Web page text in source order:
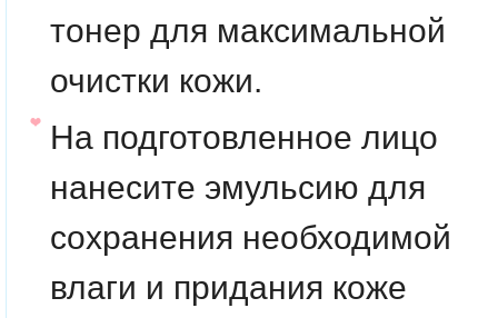
тонер для максимальной
очистки кожи.
На подготовленное лицо
нанесите эмульсию для
сохранения необходимой
влаги и придания коже